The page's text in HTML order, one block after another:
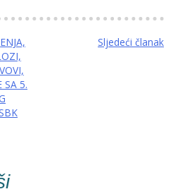
SA 5.
Sljedeći članak